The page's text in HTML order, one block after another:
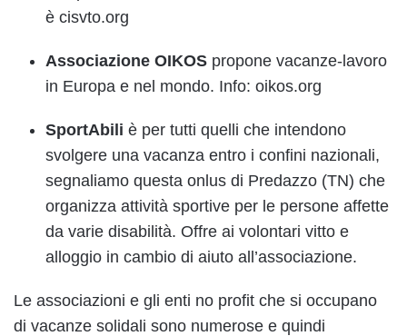
è cisvto.org
Associazione OIKOS propone vacanze-lavoro
in Europa e nel mondo. Info: oikos.org
SportAbili è per tutti quelli che intendono
svolgere una vacanza entro i confini nazionali,
segnaliamo questa onlus di Predazzo (TN) che
organizza attività sportive per le persone affette
da varie disabilità. Offre ai volontari vitto e
alloggio in cambio di aiuto all’associazione.
Le associazioni e gli enti no profit che si occupano
di vacanze solidali sono numerose e quindi